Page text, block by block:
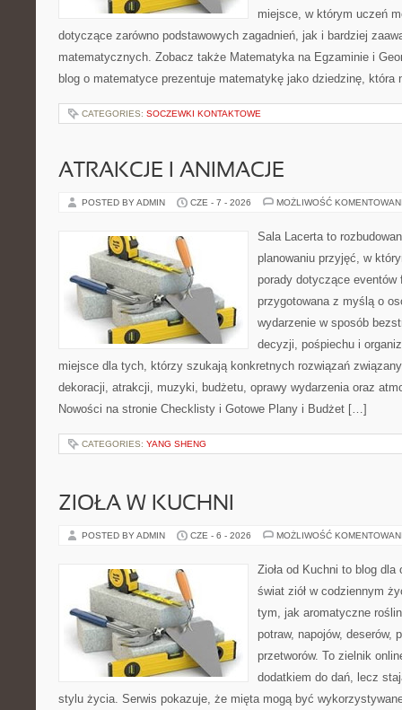
miejsce, w którym uczeń
dotyczące zarówno podstawowych zagadnień, jak i bardziej
matematycznych. Zobacz także Matematyka na Egzaminie i
blog o matematyce prezentuje matematykę jako dziedzinę,
CATEGORIES: SOCZEWKI KONTAKTOWE
ATRAKCJE I ANIMACJE
POSTED BY ADMIN CZE - 7 - 2026 MOŻLIWOŚĆ
Sala Lacerta to
planowaniu przyjęć, w
porady dotyczące eventów
przygotowana z myślą o
wydarzenie w sposób
decyzji, pośpiechu i
miejsce dla tych, którzy szukają konkretnych rozwiązań
dekoracji, atrakcji, muzyki, budżetu, oprawy wydarzenia oraz
Nowości na stronie Checklisty i Gotowe Plany i Budżet […]
CATEGORIES: YANG SHENG
ZIOŁA W KUCHNI
POSTED BY ADMIN CZE - 6 - 2026 MOŻLIWOŚĆ
Zioła od Kuchni to blog
świat ziół w codziennym
tym, jak aromatyczne
potraw, napojów, deserów,
przetworów. To zielnik
dodatkiem do dań, lecz
stylu życia. Serwis pokazuje, że mięta mogą być